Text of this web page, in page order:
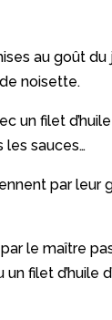
au goût du
noisette.
un filet
les sauces…
par leur
le maître
filet d’huile